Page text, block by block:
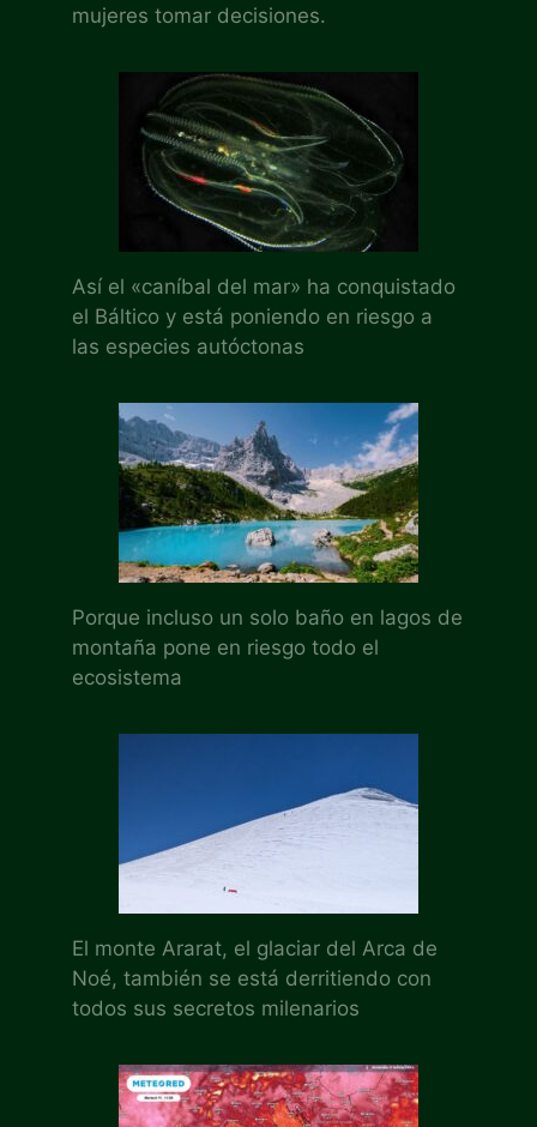
mujeres tomar decisiones.
Así el «caníbal del mar» ha conquistado
el Báltico y está poniendo en riesgo a
las especies autóctonas
Porque incluso un solo baño en lagos de
montaña pone en riesgo todo el
ecosistema
El monte Ararat, el glaciar del Arca de
Noé, también se está derritiendo con
todos sus secretos milenarios